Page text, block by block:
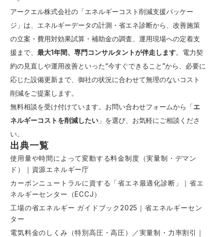
アークエル株式会社の「エネルギーコスト削減支援パッケー
ジ」は、エネルギーデータの計測・省エネ診断から、改善施策
の立案・費用対効果試算・補助金の調査、運用現場への定着支
援まで、最大1年間、専門コンサルタントが伴走します。電力契
約の見直しや運用改善といった“今すぐできること”から、必要に
応じた設備更新まで、御社の状況に合わせて無理のないコスト
削減をご提案します。
無料相談を受け付けています。 お問い合わせフォームから「エ
ネルギーコストを削減したい 」を選び、お気軽にご相談くださ
い。
出典一覧
使用量や時間によって変動する料金制度（実量制・デマン
ド）｜資源エネルギー庁
カーボンニュートラルに資する「省エネ最適化診断」｜省エ
ネルギーセンター（ECCJ）
工場の省エネルギー ガイドブック2025｜省エネルギーセン
ター
電気料金のしくみ（特別高圧・高圧）／実量制・力率割引｜